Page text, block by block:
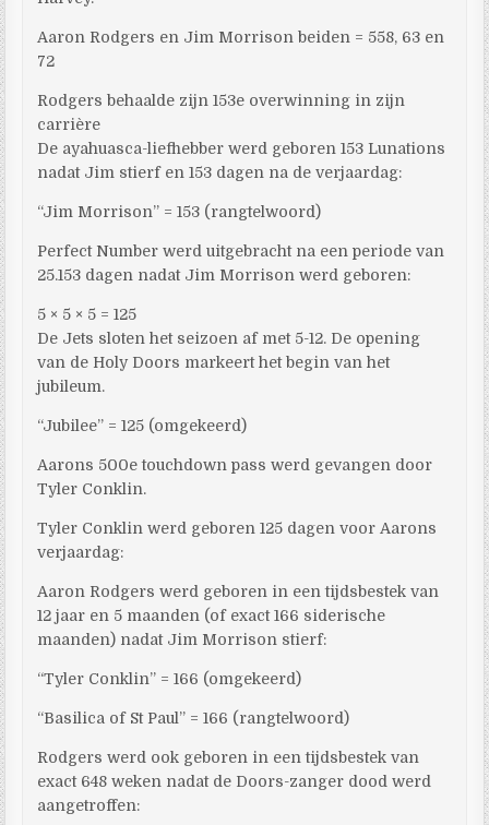
Aaron Rodgers en Jim Morrison beiden = 558, 63 en
72
Rodgers behaalde zijn 153e overwinning in zijn
carrière
De ayahuasca-liefhebber werd geboren 153 Lunations
nadat Jim stierf en 153 dagen na de verjaardag:
“Jim Morrison” = 153 (rangtelwoord)
Perfect Number werd uitgebracht na een periode van
25.153 dagen nadat Jim Morrison werd geboren:
5 × 5 × 5 = 125
De Jets sloten het seizoen af ​​met 5-12. De opening
van de Holy Doors markeert het begin van het
jubileum.
“Jubilee” = 125 (omgekeerd)
Aarons 500e touchdown pass werd gevangen door
Tyler Conklin.
Tyler Conklin werd geboren 125 dagen voor Aarons
verjaardag:
Aaron Rodgers werd geboren in een tijdsbestek van
12 jaar en 5 maanden (of exact 166 siderische
maanden) nadat Jim Morrison stierf:
“Tyler Conklin” = 166 (omgekeerd)
“Basilica of St Paul” = 166 (rangtelwoord)
Rodgers werd ook geboren in een tijdsbestek van
exact 648 weken nadat de Doors-zanger dood werd
aangetroffen: